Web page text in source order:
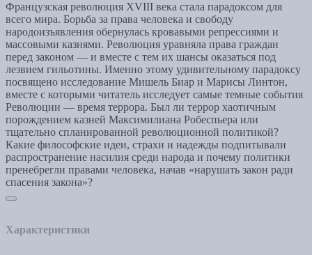
Французская революция XVIII века стала парадоксом для
всего мира. Борьба за права человека и свободу
народоизъявления обернулась кровавыми репрессиями и
массовыми казнями. Революция уравняла права граждан
перед законом — и вместе с тем их шансы оказаться под
лезвием гильотины. Именно этому удивительному парадоксу
посвящено исследование Мишель Биар и Марисы Линтон,
вместе с которыми читатель исследует самые темные события
Революции — время террора. Был ли террор хаотичным
порождением казней Максимилиана Робеспьера или
тщательно спланированной революционной политикой?
Какие философские идеи, страхи и надежды подпитывали
распространение насилия среди народа и почему политики
пренебрегли правами человека, начав «нарушать закон ради
спасения закона»?
Характеристики